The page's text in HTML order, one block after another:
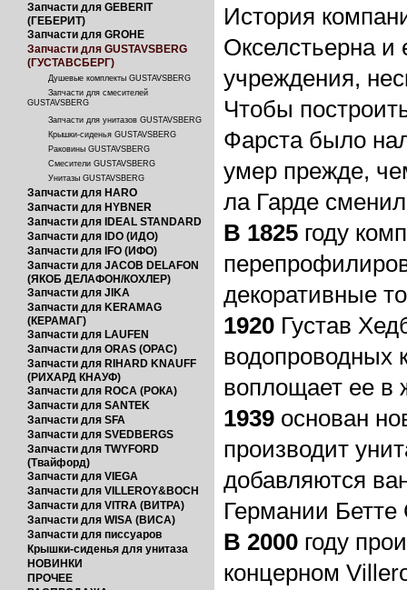
Запчасти для GEBERIT
(ГЕБЕРИТ)
Запчасти для GROHE
Запчасти для GUSTAVSBERG
(ГУСТАВСБЕРГ)
Душевые комплекты GUSTAVSBERG
Запчасти для смесителей
GUSTAVSBERG
Запчасти для унитазов GUSTAVSBERG
Крышки-сиденья GUSTAVSBERG
Раковины GUSTAVSBERG
Смесители GUSTAVSBERG
Унитазы GUSTAVSBERG
Запчасти для HARO
Запчасти для HYBNER
Запчасти для IDEAL STANDARD
Запчасти для IDO (ИДО)
Запчасти для IFO (ИФО)
Запчасти для JACOB DELAFON
(ЯКОБ ДЕЛАФОН/КОХЛЕР)
Запчасти для JIKA
Запчасти для KERAMAG
(КЕРАМАГ)
Запчасти для LAUFEN
Запчасти для ORAS (ОРАС)
Запчасти для RIHARD KNAUFF
(РИХАРД КНАУФ)
Запчасти для ROCA (РОКА)
Запчасти для SANTEK
Запчасти для SFA
Запчасти для SVEDBERGS
Запчасти для TWYFORD
(Твайфорд)
Запчасти для VIEGA
Запчасти для VILLEROY&BOCH
Запчасти для VITRA (ВИТРА)
Запчасти для WISA (ВИСА)
Запчасти для писсуаров
Крышки-сиденья для унитаза
НОВИНКИ
ПРОЧЕЕ
История
Окселстьерна и
учреждения,
Чтобы
Фарста было
умер прежде,
ла Гарде
В 1825 году
декоративные
1920 Густав
водопроводных
воплощает ее в
1939 основан
производит
добавляются
Германии Бетте
В 2000 году
концерном